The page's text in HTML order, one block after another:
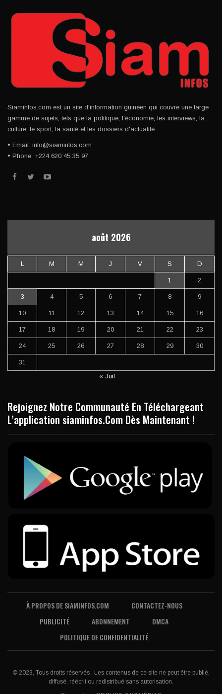
Siaminfos.com est un site d'information guinéen qui couvre une large
gamme de sujets, tels que la politique, l'économie, les interviews, la
culture, le sport, la santé et les dossiers d'actualité.
• Email: info@siaminfos.com
• Phone: +224 620 45 35 97
août 2026
L M M J V S D
1 2
3 4 5 6 7 8 9
10 11 12 13 14 15 16
17 18 19 20 21 22 23
24 25 26 27 28 29 30
31
« Juil
Rejoignez Notre Communauté En Téléchargeant
L’application siaminfos.Com Dès Maintenant !
À PROPOS DE SIAMINFOS.COM
CONTACTEZ-NOUS
PUBLICITÉ
ABONNEMENT
DMCA
POLITIQUE DE CONFIDENTIALITÉ
© 2023, Tous droits réservés . Les contenus de ce site ne peut être publié,
diffusé, réécrit ou redistribué sans autorisation.